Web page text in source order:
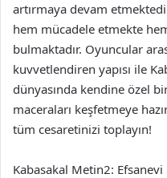
artırmaya devam
hem mücadele etmekte
bulmaktadır. Oyuncular
kuvvetlendiren yapısı ile
dünyasında kendine özel
maceraları keşfetmeye
tüm cesaretinizi toplayın!
Kabasakal Metin2: Efsanevi